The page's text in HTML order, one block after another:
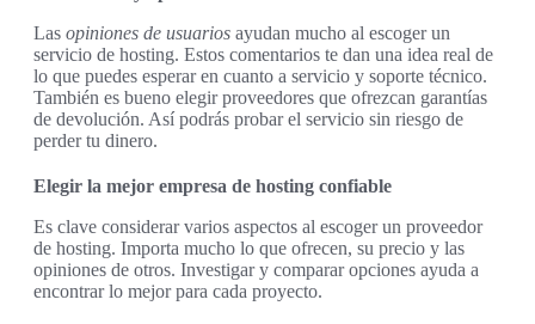
Las opiniones de usuarios ayudan mucho al escoger un
servicio de hosting. Estos comentarios te dan una idea real de
lo que puedes esperar en cuanto a servicio y soporte técnico.
También es bueno elegir proveedores que ofrezcan garantías
de devolución. Así podrás probar el servicio sin riesgo de
perder tu dinero.
Elegir la mejor empresa de hosting confiable
Es clave considerar varios aspectos al escoger un proveedor
de hosting. Importa mucho lo que ofrecen, su precio y las
opiniones de otros. Investigar y comparar opciones ayuda a
encontrar lo mejor para cada proyecto.